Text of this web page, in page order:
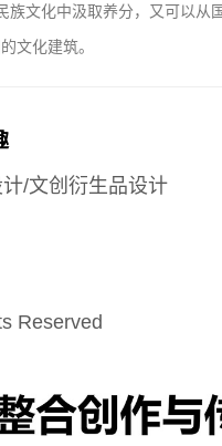
文化中汲取养分，又可以从
文化建筑。
/文创衍生品设计
Reserved